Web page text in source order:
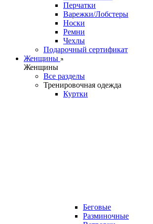
Перчатки
Варежки/Лобстеры
Носки
Ремни
Чехлы
Подарочный сертификат
Женщины
Женщины
Все разделы
Тренировочная одежда
Куртки
Беговые
Разминочные